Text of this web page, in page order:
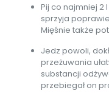
Pij co najmniej 2
sprzyja
Mięśnie także
Jedz powoli,
przeżuwania
substancji
przebiegał on